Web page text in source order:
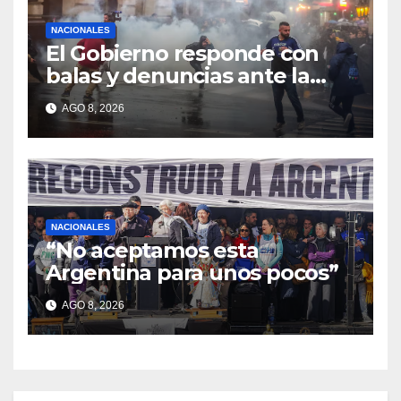
NACIONALES
El Gobierno responde con
balas y denuncias ante la
protesta
AGO 8, 2026
NACIONALES
“No aceptamos esta
Argentina para unos pocos”
AGO 8, 2026